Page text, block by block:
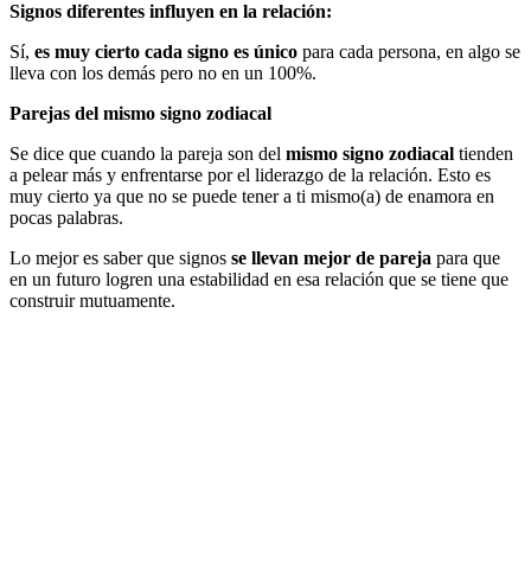
Signos diferentes influyen en la relación:
Sí, es muy cierto cada signo es único para cada persona, en algo se
lleva con los demás pero no en un 100%.
Parejas del mismo signo zodiacal
Se dice que cuando la pareja son del mismo signo zodiacal tienden
a pelear más y enfrentarse por el liderazgo de la relación. Esto es
muy cierto ya que no se puede tener a ti mismo(a) de enamora en
pocas palabras.
Lo mejor es saber que signos se llevan mejor de pareja para que
en un futuro logren una estabilidad en esa relación que se tiene que
construir mutuamente.